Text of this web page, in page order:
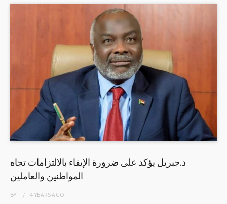
د.جبريل يؤكد على ضرورة الإيفاء بالالتزامات تجاه
المواطنين والعاملين
BY 4 YEARSAGO